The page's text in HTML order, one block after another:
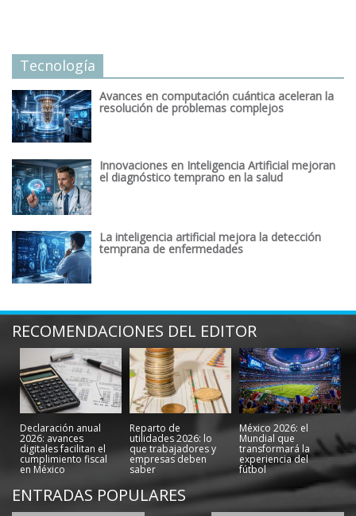
Tecnología
Avances en computación cuántica aceleran la
resolución de problemas complejos
Innovaciones en Inteligencia Artificial mejoran
el diagnóstico temprano en la salud
La inteligencia artificial mejora la detección
temprana de enfermedades
RECOMENDACIONES DEL EDITOR
Declaración anual
2026: avances
digitales facilitan el
cumplimiento fiscal
en México
Reparto de
utilidades 2026: lo
que trabajadores y
empresas deben
saber
México 2026: el
Mundial que
transformará la
experiencia del
fútbol
ENTRADAS POPULARES